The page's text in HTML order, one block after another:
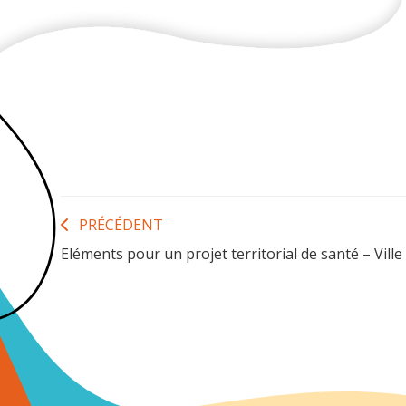
Navigation
de
PRÉCÉDENT
Eléments pour un projet territorial de santé –